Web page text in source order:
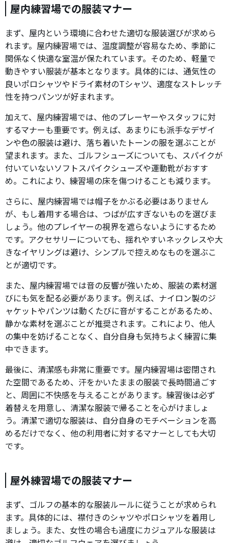
屋内練習場での服装マナー
まず、屋内という環境に合わせた適切な服装選びが求めら
れます。屋内練習場では、温度調整が容易なため、季節に
関係なく快適な室温が保たれています。そのため、軽量で
動きやすい服装が基本となります。具体的には、通気性の
良いポロシャツやドライ素材のTシャツ、適度なストレッチ
性を持つパンツが好まれます。
加えて、屋内練習場では、他のプレーヤーやスタッフに対
するマナーも重要です。例えば、あまりにも派手なデザイ
ンや色の服装は避け、落ち着いたトーンの服を選ぶことが
望まれます。また、ゴルフシューズについても、スパイクが
付いていないソフトスパイクシューズや運動靴がおすす
め。これにより、練習場の床を傷つけることも減ります。
さらに、屋内練習場では帽子をかぶる必要はありません
が、もし着用する場合は、つばが広すぎないものを選びま
しょう。他のプレイヤーの視界を遮らないようにするため
です。アクセサリーについても、揺れやすいネックレスや大
きなイヤリングは避け、シンプルで控えめなものを選ぶこ
とが適切です。
また、屋内練習場では音の反響が強いため、服装の素材選
びにも気を配る必要があります。例えば、ナイロン製のジ
ャケットやパンツは動くたびに音がすることがあるため、
静かな素材を選ぶことが推奨されます。これにより、他人
の集中を妨げることなく、自分自身も気持ちよく練習に集
中できます。
最後に、清潔感も非常に重要です。屋内練習場は密閉され
た空間であるため、汗をかいたままの服装で長時間過ごす
と、周囲に不快感を与えることがあります。練習後は必ず
着替えを用意し、清潔な服装で帰ることを心がけましょ
う。清潔で適切な服装は、自分自身のモチベーションを高
めるだけでなく、他の利用者に対するマナーとしても大切
です。
屋外練習場での服装マナー
まず、ゴルフの基本的な服装ルールに従うことが求められ
ます。具体的には、襟付きのシャツやポロシャツを着用し
ましょう。また、女性の場合も過度にカジュアルな服装は